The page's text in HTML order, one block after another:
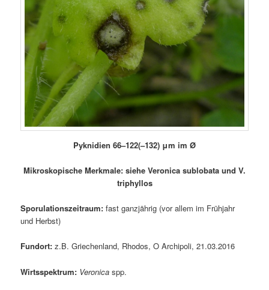
Pyknidien 66–122(–132) μm im Ø
Mikroskopische Merkmale: siehe Veronica sublobata und V.
triphyllos
Sporulationszeitraum: fast ganzjährig (vor allem im Frühjahr
und Herbst)
Fundort:z.B. Griechenland, Rhodos, O Archipoli, 21.03.2016
Wirtsspektrum: Veronicaspp.